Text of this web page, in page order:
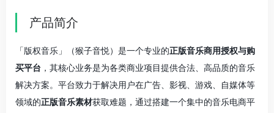
产品简介
「版权音乐」（猴子音悦）是一个专业的正版音乐商用授权与购
买平台 ，其核心业务是为各类商业项目提供合法、高品质的音乐
解决方案。平台致力于解决用户在广告、影视、游戏、自媒体等
领域的正版音乐素材获取难题，通过搭建一个集中的音乐电商平